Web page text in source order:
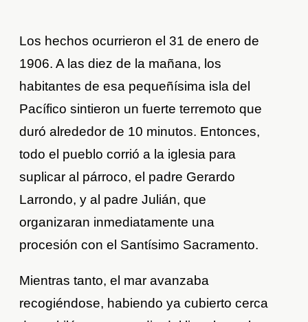
Los hechos ocurrieron el 31 de enero de
1906. A las diez de la mañana, los
habitantes de esa pequeñísima isla del
Pacífico sintieron un fuerte terremoto que
duró alrededor de 10 minutos. Entonces,
todo el pueblo corrió a la iglesia para
suplicar al párroco, el padre Gerardo
Larrondo, y al padre Julián, que
organizaran inmediatamente una
procesión con el Santísimo Sacramento.
Mientras tanto, el mar avanzaba
recogiéndose, habiendo ya cubierto cerca